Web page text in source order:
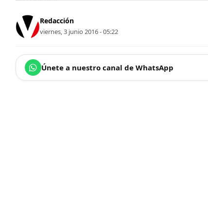
Redacción
viernes, 3 junio 2016 - 05:22
Únete a nuestro canal de WhatsApp